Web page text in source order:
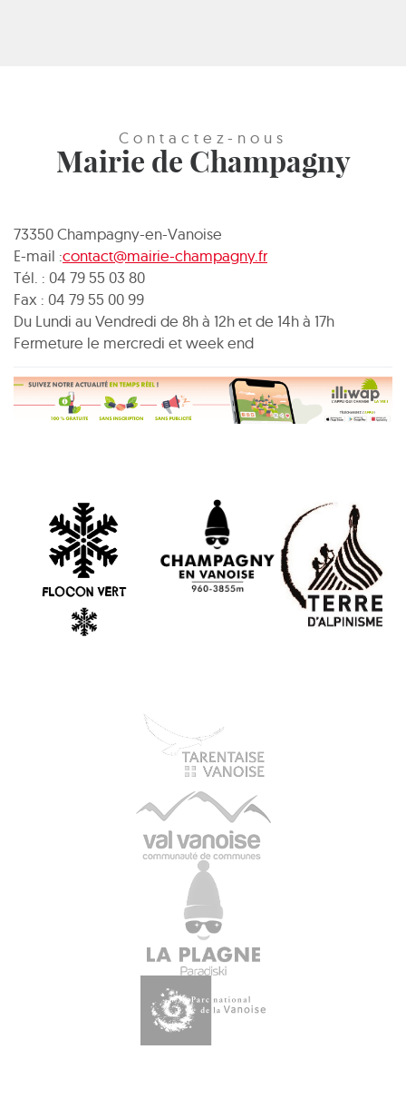
Contactez-nous
Mairie de Champagny
73350 Champagny-en-Vanoise
E-mail :contact@mairie-champagny.fr
Tél. : 04 79 55 03 80
Fax : 04 79 55 00 99
Du Lundi au Vendredi de 8h à 12h et de 14h à 17h
Fermeture le mercredi et week end